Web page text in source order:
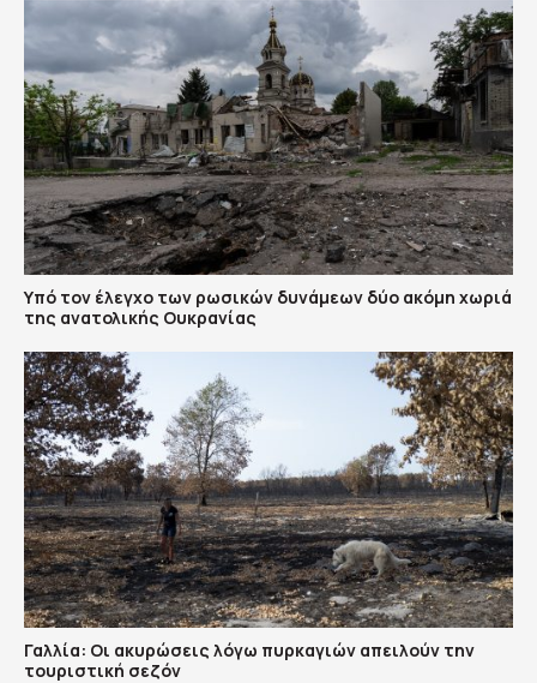
Υπό τον έλεγχο των ρωσικών δυνάμεων δύο ακόμη χωριά
της ανατολικής Ουκρανίας
Γαλλία: Οι ακυρώσεις λόγω πυρκαγιών απειλούν την
τουριστική σεζόν